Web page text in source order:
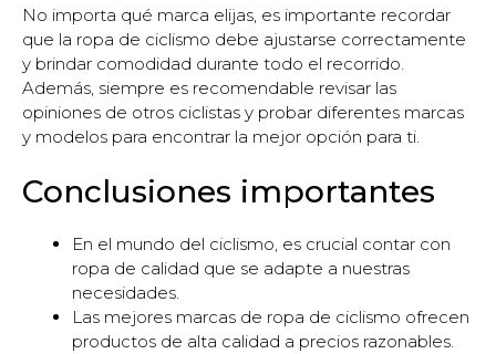
No importa qué marca elijas, es importante recordar
que la ropa de ciclismo debe ajustarse correctamente
y brindar comodidad durante todo el recorrido.
Además, siempre es recomendable revisar las
opiniones de otros ciclistas y probar diferentes marcas
y modelos para encontrar la mejor opción para ti.
Conclusiones importantes
En el mundo del ciclismo, es crucial contar con
ropa de calidad que se adapte a nuestras
necesidades.
Las mejores marcas de ropa de ciclismo ofrecen
productos de alta calidad a precios razonables.